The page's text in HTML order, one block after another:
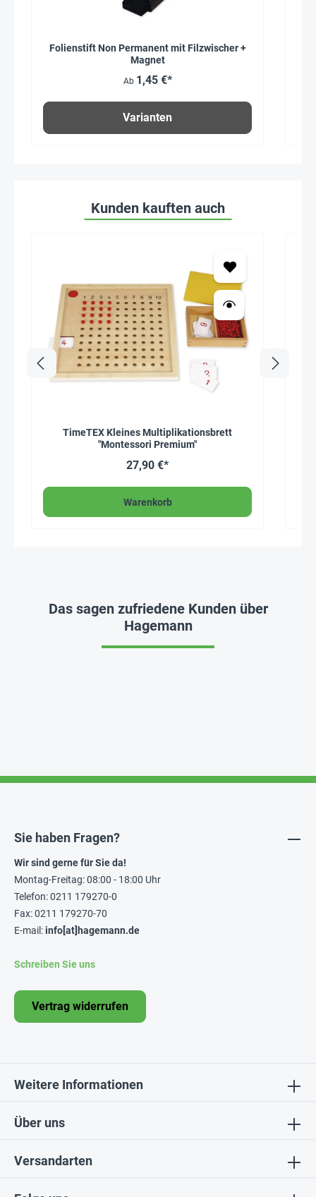
Folienstift Non Permanent mit Filzwischer +
Magnet
Ab 1,45 €*
Varianten
Kunden kauften auch
TimeTEX Kleines Multiplikationsbrett
"Montessori Premium"
27,90 €*
Warenkorb
Das sagen zufriedene Kunden über
Hagemann
Über uns
Sie haben Fragen?
Wir sind gerne für Sie da!
Montag-Freitag: 08:00 - 18:00 Uhr
Telefon: 0211 179270-0
Fax: 0211 179270-70
E-mail:info[at]hagemann.de
Schreiben Sie uns
Vertrag widerrufen
Weitere Informationen
Versandarten